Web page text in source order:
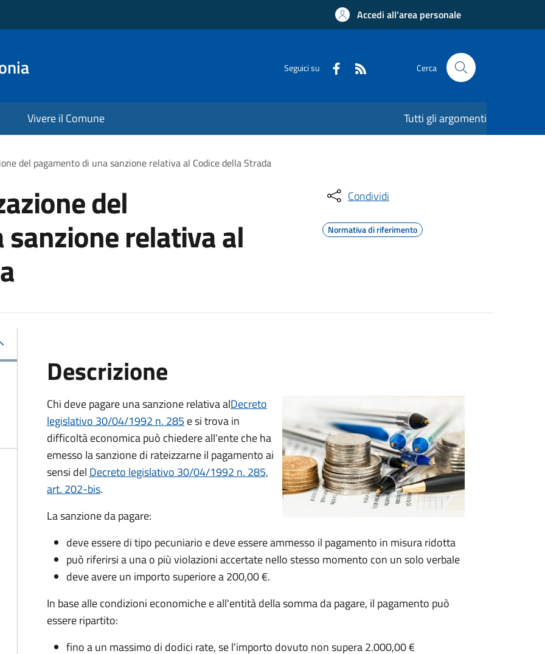
Accedi all'area personale
Seguici su Cerca
Vivere il Comune Tutti gli argomenti
del pagamento di una sanzione relativa al Codice della Strada
del
relativa al
Condividi
Normativa di riferimento
Descrizione
Chi deve pagare una sanzione relativa alDecreto
legislativo 30/04/1992 n. 285 e si trova in
difficoltà economica può chiedere all'ente che ha
emesso la sanzione di rateizzarne il pagamento ai
sensi del Decreto legislativo 30/04/1992 n. 285,
art. 202-bis.
La sanzione da pagare:
deve essere di tipo pecuniario e deve essere ammesso il pagamento in misura ridotta
può riferirsi a una o più violazioni accertate nello stesso momento con un solo verbale
deve avere un importo superiore a 200,00 €.
In base alle condizioni economiche e all'entità della somma da pagare, il pagamento può
essere ripartito:
fino a un massimo di dodici rate, se l'importo dovuto non supera 2.000,00 €